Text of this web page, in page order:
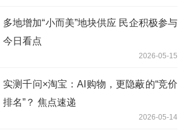
多地增加“小而美”地块供应 民企积极参与
今日看点
2026-05-15
实测千问×淘宝：AI购物，更隐蔽的“竞价
排名”？ 焦点速递
2026-05-14